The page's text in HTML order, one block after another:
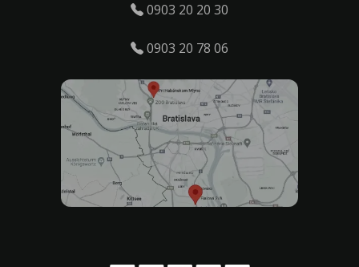
0903 20 20 30
0903 20 78 06